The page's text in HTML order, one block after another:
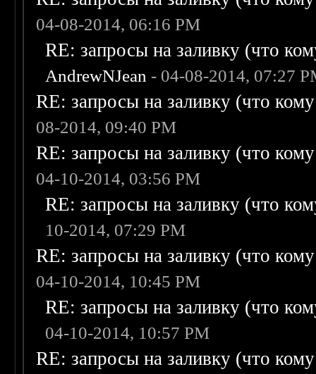
04-08-2014, 06:16 PM
RE: запросы на заливку (что
AndrewNJean - 04-08-2014, 07:27
RE: запросы на заливку (что
08-2014, 09:40 PM
RE: запросы на заливку (что
04-10-2014, 03:56 PM
RE: запросы на заливку (что
10-2014, 07:29 PM
RE: запросы на заливку (что
04-10-2014, 10:45 PM
RE: запросы на заливку (что
04-10-2014, 10:57 PM
RE: запросы на заливку (что